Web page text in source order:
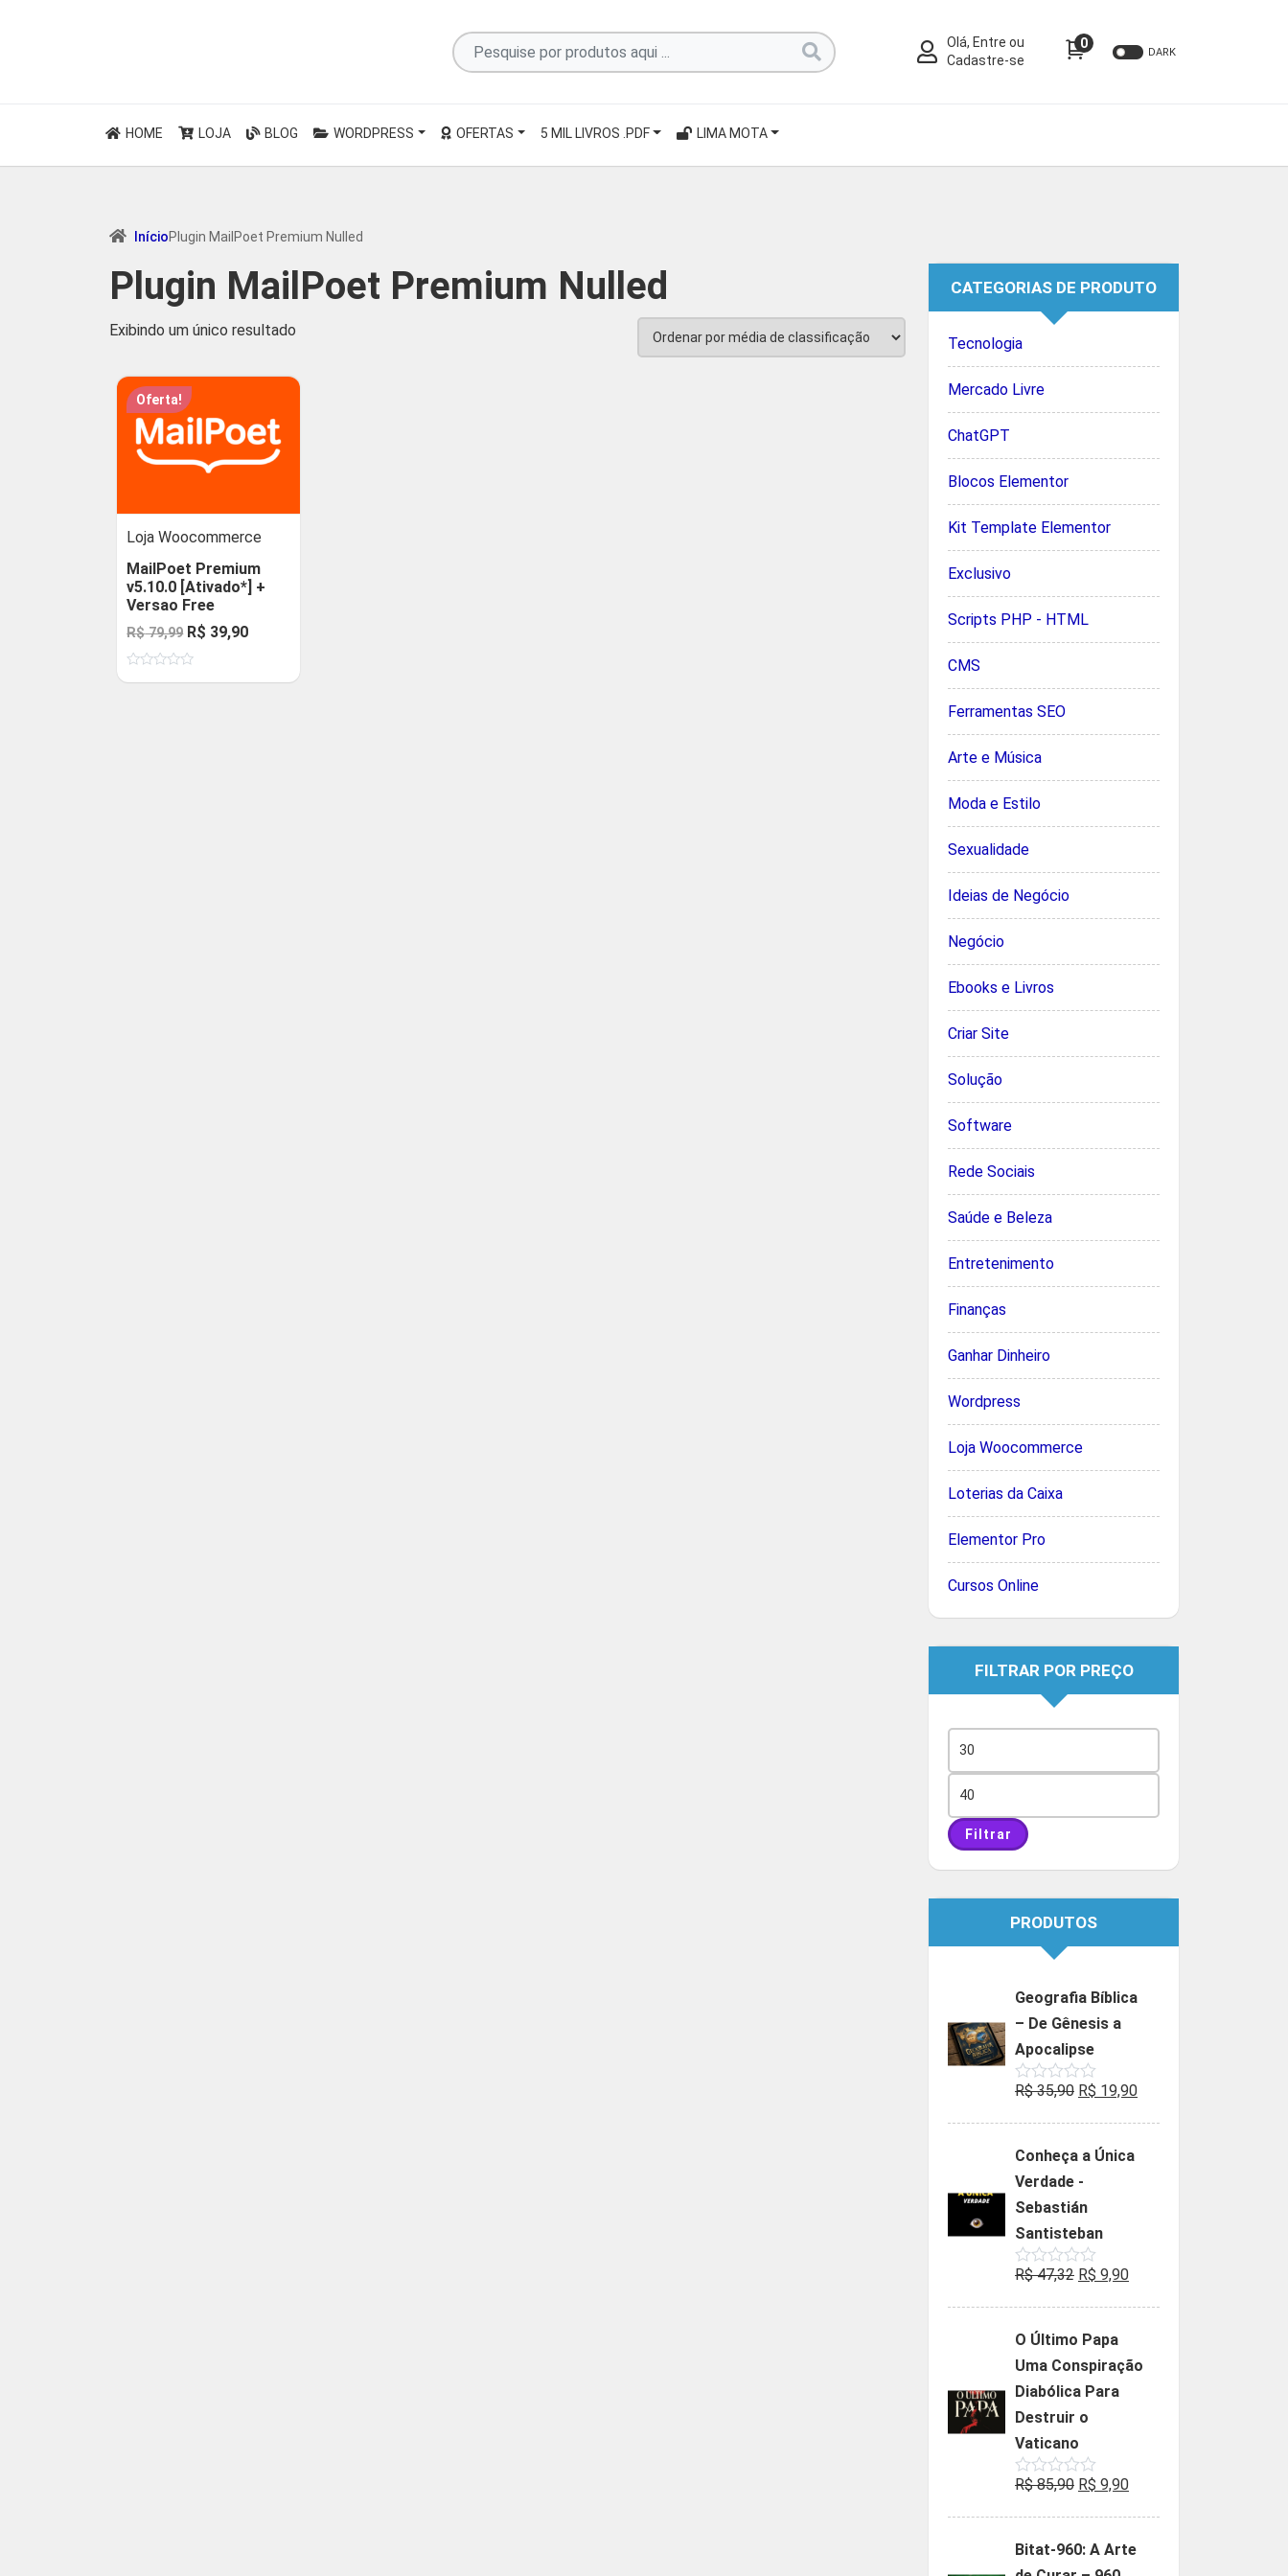
Pesquise
por
Olá, Entre ou
Cadastre-se
0
DARK
HOME LOJA BLOG WORDPRESS OFERTAS 5 MIL LIVROS .PDF LIMA MOTA
InícioPlugin MailPoet Premium Nulled
Plugin MailPoet Premium Nulled
Exibindo um único resultado
Oferta!
Loja Woocommerce
MailPoet Premium
v5.10.0 [Ativado*] +
Versao Free
R$79,99 O
preço
original
R$ 39,90O
atual
CATEGORIAS DE PRODUTO
Tecnologia
Mercado Livre
ChatGPT
Blocos Elementor
Kit Template Elementor
Exclusivo
Scripts PHP - HTML
CMS
Ferramentas SEO
Arte e Música
Moda e Estilo
Sexualidade
Ideias de Negócio
Negócio
Ebooks e Livros
Criar Site
Solução
Software
Rede Sociais
Saúde e Beleza
Entretenimento
Finanças
Ganhar Dinheiro
Wordpress
Loja Woocommerce
Loterias da Caixa
Elementor Pro
Cursos Online
FILTRAR POR PREÇO
mínimo
máximo
Filtrar
PRODUTOS
Geografia Bíblica
– De Gênesis a
Apocalipse
Avaliação
de
R$35,90 O
era:
R$ 19,90O
Conheça a Única
Verdade -
Sebastián
Santisteban
Avaliação
de
R$47,32 O
era:
R$ 47,32.
R$ 9,90O
R$ 9,90.
O Último Papa
Uma Conspiração
Diabólica Para
Destruir o
Vaticano
Avaliação
de
R$85,90 O
era:
R$ 9,90O
é:
Bitat-960: A Arte